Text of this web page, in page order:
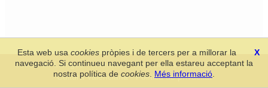
Secció de Llengua i Lliteratura Valencianes-Real Acadèmia de
Cultura Valenciana-Política de privacitat
X
Esta web usacookies pròpies i de tercers per a millorar la
navegació. Si continueu navegant per ella estareu acceptant la
nostra política de cookies Més informació